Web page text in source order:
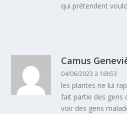
qui prétendent
Camus
04/06/2023 à 16h53
les plantes ne lui
fait partie des gens
voir des gens